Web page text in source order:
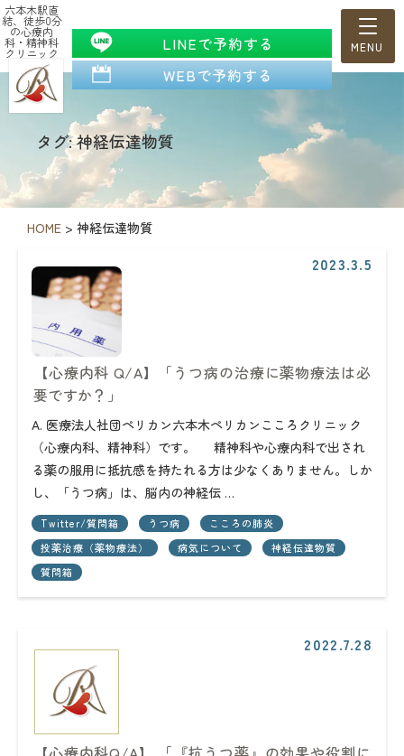
六本木駅直
結、徒歩0分
の心療内
科・精神科
クリニック
LINEで予約する
WEBで予約する
タグ: 神経伝達物質
HOME > 神経伝達物質
2023.3.5
【心療内科 Q/A】「うつ病の治療に薬物療法は必
要ですか？」
A. 医療法人社団ペリカン六本木ペリカンこころクリニック
（心療内科、精神科）です。 精神科や心療内科で出され
る薬の服用に抵抗感を持たれる方は少なくありません。しか
し、「うつ病」は、脳内の神経伝 …
Twitter/質問箱 うつ病
こころの肺炎
投薬治療（薬物療法）
病気について
神経伝達物質
質問箱
2022.7.28